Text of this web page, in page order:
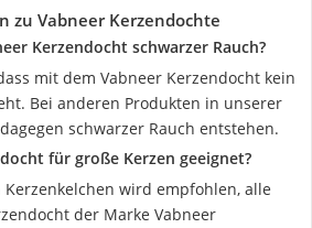
zu Vabneer Kerzendochte
Kerzendocht schwarzer Rauch?
mit dem Vabneer Kerzendocht kein
Bei anderen Produkten in unserer
schwarzer Rauch entstehen.
für große Kerzen geeignet?
wird empfohlen, alle
der Marke Vabneer